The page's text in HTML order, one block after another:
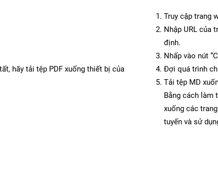
hãy tải tệp PDF xuống thiết bị của
Truy cập trang
Nhập URL của
định.
Nhấp vào nút
Đợi quá trình
Tải tệp MD
Bằng cách làm
xuống các
tuyến và sử